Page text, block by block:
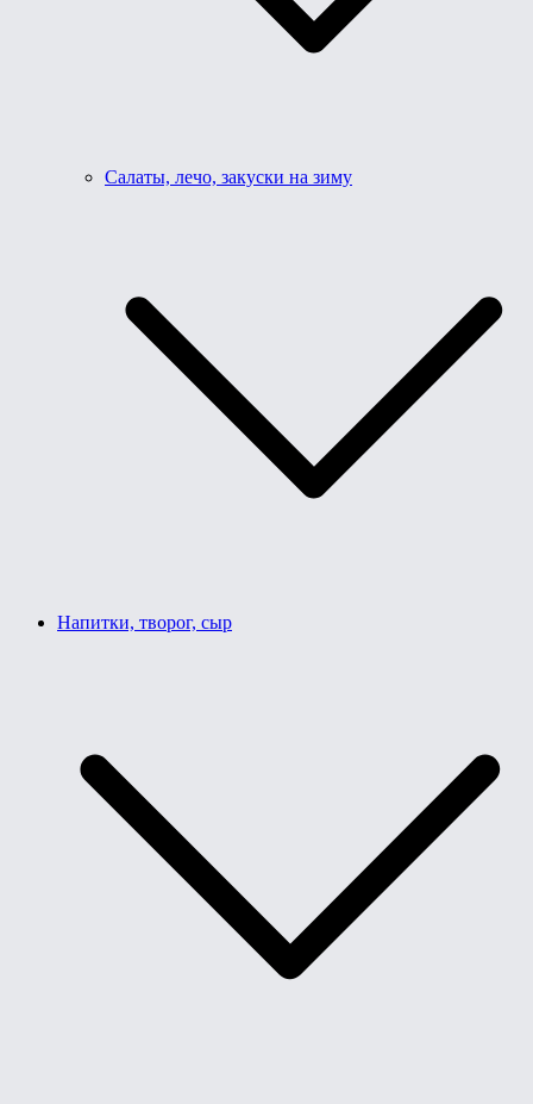
Салаты, лечо, закуски на зиму
Напитки, творог, сыр